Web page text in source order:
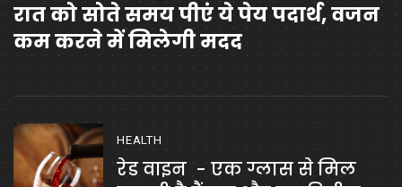
रात को सोते समय पीएं ये पेय पदार्थ, वजन
कम करने में मिलेगी मदद
HEALTH
रेड वाइन - एक ग्लास से मिल